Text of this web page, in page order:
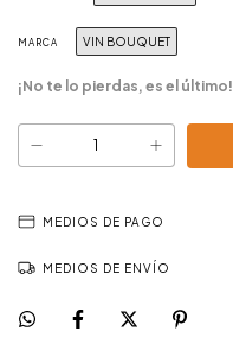
MARCA VIN BOUQUET
¡No te lo pierdas, es el último!
MEDIOS DE PAGO
MEDIOS DE ENVÍO